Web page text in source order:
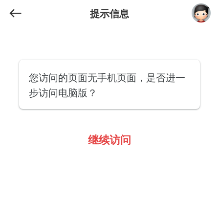
提示信息
您访问的页面无手机页面，是否进一
步访问电脑版？
继续访问